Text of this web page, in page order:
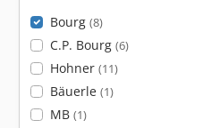
Bourg (8)
C.P. Bourg (6)
Hohner (11)
Bäuerle (1)
MB (1)